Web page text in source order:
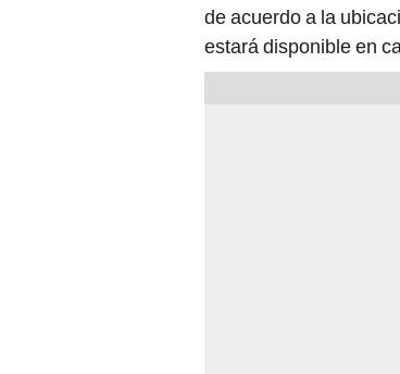
de acuerdo a la
estará disponible en